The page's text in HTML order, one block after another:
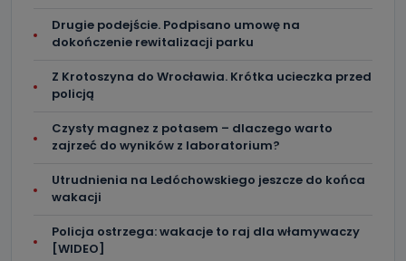
Drugie podejście. Podpisano umowę na
dokończenie rewitalizacji parku
Z Krotoszyna do Wrocławia. Krótka ucieczka przed
policją
Czysty magnez z potasem – dlaczego warto
zajrzeć do wyników z laboratorium?
Utrudnienia na Ledóchowskiego jeszcze do końca
wakacji
Policja ostrzega: wakacje to raj dla włamywaczy
[WIDEO]